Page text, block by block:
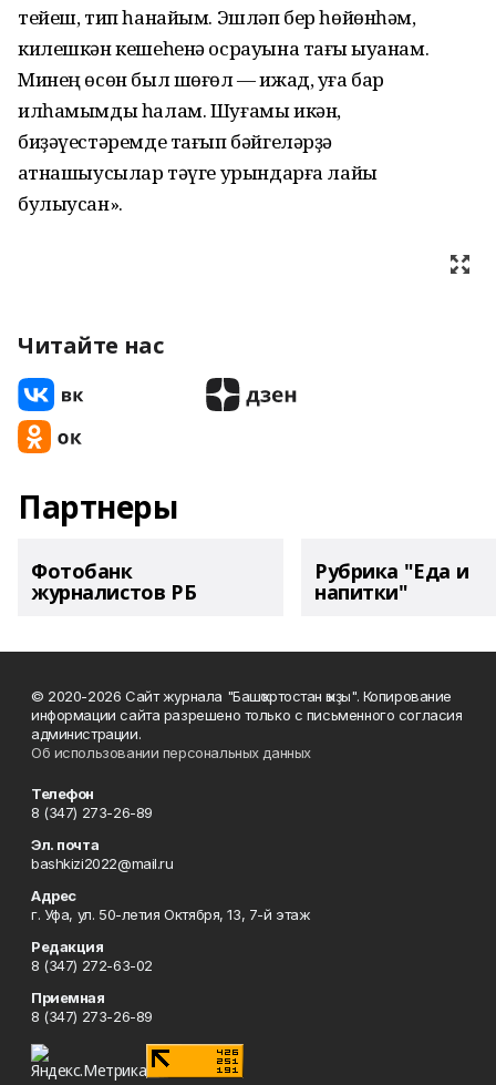
тейеш, тип һанайым. Эшләп бер һөйөнһәм,
килешкән кешеһенә осрауына тағы ҡыуанам.
Минең өсөн был шөғөл — ижад, уға бар
илһамымды һалам. Шуғамы икән,
биҙәүестәремде тағып бәйгеләрҙә
ҡатнашыусылар тәүге урындарға лайыҡ
булыусан».
Читайте нас
Партнеры
Фотобанк
журналистов РБ
Рубрика "Еда и
напитки"
© 2020-2026 Сайт журнала "Башҡортостан ҡыҙы". Копирование
информации сайта разрешено только с письменного согласия
администрации.
Об использовании персональных данных
Телефон
8 (347) 273-26-89
Эл. почта
bashkizi2022@mail.ru
Адрес
г. Уфа, ул. 50-летия Октября, 13, 7-й этаж
Редакция
8 (347) 272-63-02
Приемная
8 (347) 273-26-89